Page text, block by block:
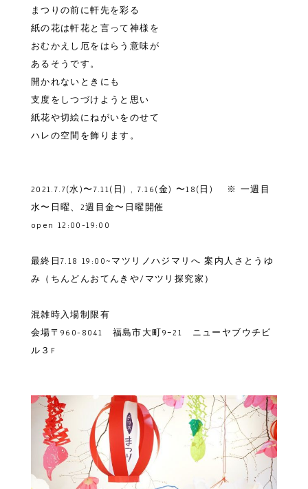
まつりの前に軒先を彩る
紙の花は軒花と言って神様を
おむかえし厄をはらう意味が
あるそうです。
開かれないときにも
支度をしつづけようと思い
紙花や切絵にねがいをのせて
ハレの空間を飾ります。
2021.7.7(水)〜7.11(日) , 7.16(金) 〜18(日) ※ 一週目
水〜日曜、2週目金〜日曜開催
open 12:00-19:00
最終日7.18 19:00~マツリノハジマリへ 案内人さとうゆ
み（ちんどんおてんきや/マツリ探究家）
混雑時入場制限有
会場〒960-8041 福島市大町9ｰ21 ニューヤブウチビ
ル３F